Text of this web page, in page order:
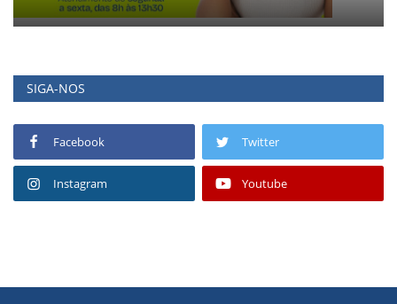
SIGA-NOS
Facebook Twitter
Instagram Youtube